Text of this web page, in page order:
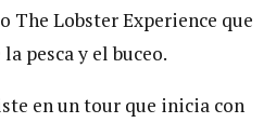
The Lobster Experience que
pesca y el buceo.
en un tour que inicia con